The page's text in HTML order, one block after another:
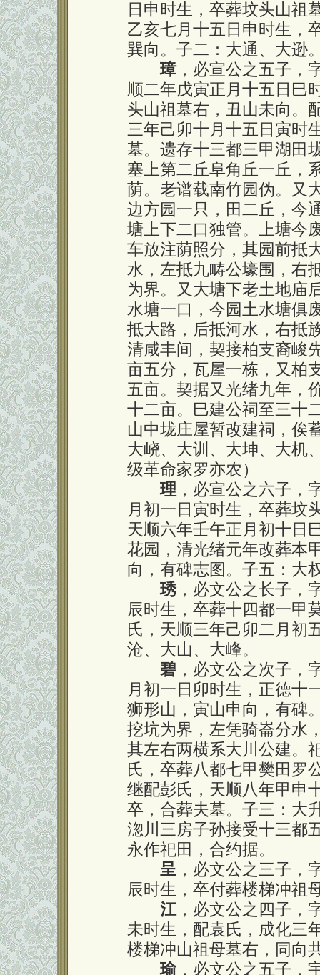
日申时生，卒葬坟头山祖
乙亥七月十五日申时生，
巽向。子二：大通、大逊
璋，必宣公之五子，
顺二年戊寅正月十五日巳
头山祖墓右，丑山未向。
三年己卯十月十五日寅时
墓。遗存十三都三甲湖田
塞上第二丘阜角丘一丘，
荫。老谱载南竹园伪。又
边方园一只，田二丘，今
塘上下二口独管。上塘今
车放注荫照分，其园前抵
水，左抵九畴公壕围，右
为界。又大塘下老土地庙
水塘一口，今园土水塘俱
抵大路，后抵河水，右抵
清咸丰间，契接柏支裔峻
亩五分，瓦屋一栋，又柏
五亩。契据又光绪九年，
十二亩。巳建公祠至三十
山中垅庄屋暂改建祠，俟
大峣、大训、大坤、大机
级革命家罗亦农）
理 ，必宣公之六子，
月初一日寅时生，卒葬坟
天顺六年壬午正月初十日
花园，清光绪元年改葬本
向，有碑志图。子五：大
琇，必文公之长子，
辰时生，卒葬十四都一甲
氏，天顺三年己卯二月初
沧、大山、大峰。
碧 ，必文公之次子，
月初一日卯时生，正德十
狮形山，寅山申向，有碑
挖坑为界，左凭骑崙分水
其左右两横系大川公建。
氏，卒葬八都七甲樊田罗
继配彭氏，天顺八年甲申
卒，合葬夫墓。子三：大
淴川三房子孙接受十三都
永作祀田，合约据。
呈 ，必文公之三子，
辰时生，卒付葬楼梯冲祖
江，必文公之四子，
未时生，配袁氏，成化三
楼梯冲山祖母墓右，同向
瑜，必文公之五子，